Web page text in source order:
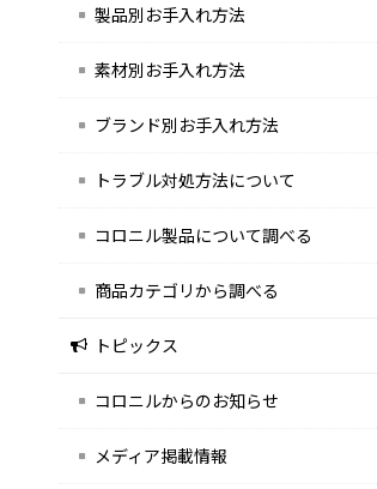
製品別お手入れ方法
素材別お手入れ方法
ブランド別お手入れ方法
トラブル対処方法について
コロニル製品について調べる
商品カテゴリから調べる
トピックス
コロニルからのお知らせ
メディア掲載情報